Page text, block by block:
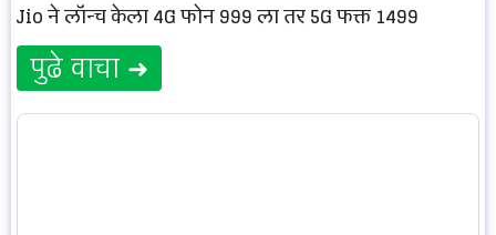
Jio ने लॉन्च केला 4G फोन 999 ला तर 5G फक्त 1499
पुढे वाचा ➜